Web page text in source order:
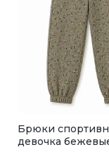
Брюки
девочка